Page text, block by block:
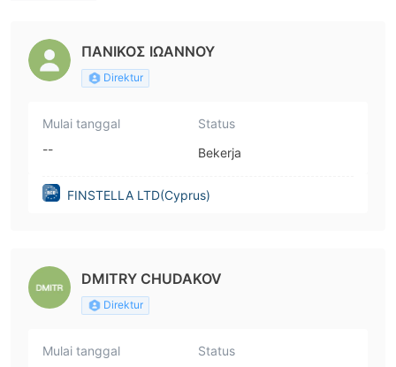
ΠΑΝΙΚΟΣ ΙΩΑΝΝΟΥ
Direktur
Mulai tanggal
--
Status
Bekerja
FINSTELLA LTD(Cyprus)
DMITRY CHUDAKOV
Direktur
Mulai tanggal
Status